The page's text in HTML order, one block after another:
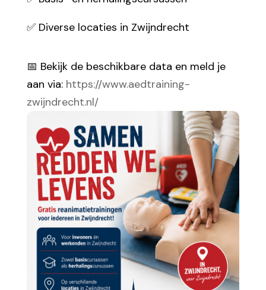
✅ Diverse locaties in Zwijndrecht
📅 Bekijk de beschikbare data en meld je
aan via: https://www.aedtraining-
zwijndrecht.nl/